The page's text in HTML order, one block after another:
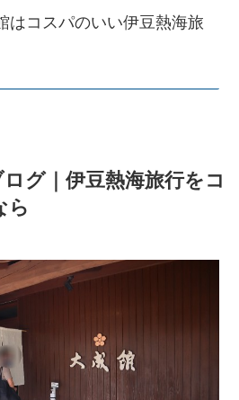
はコスパのいい伊豆熱海旅
グ｜伊豆熱海旅行をコ
ら